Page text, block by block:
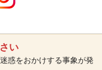
い
惑をおかけする事象が発